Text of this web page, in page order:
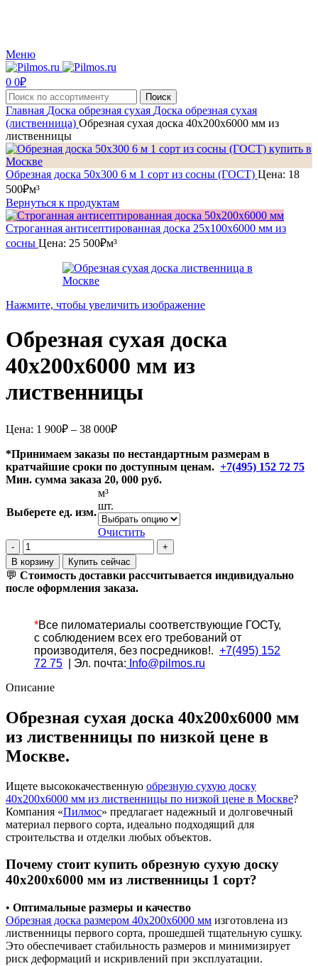
Меню
0 0₽
Поиск
Главная Доска обрезная сухая Доска обрезная сухая
(лиственница) Обрезная сухая доска 40х200х6000 мм из
лиственницы
Обрезная доска 50x300 6 м 1 сорт из сосны (ГОСТ) Цена: 18
500₽м³
Вернуться к продуктам
Строганная антисептированная доска 25x100x6000 мм из
сосны Цена: 25 500₽м³
Нажмите, чтобы увеличить изображение
Обрезная сухая доска
40х200х6000 мм из
лиственницы
Цена: 1 900₽ – 38 000₽Диапазон
1
900₽
–
*Принимаем заказы по нестандартным размерам в
кратчайшие сроки по доступным ценам. +7(495) 152 72 75
Мин. сумма заказа 20, 000 руб.
Выберете ед. изм.
м³
шт.
Очистить
Количество
товара
Обрезная
сухая
доска
мм
лиственницы
В корзину Купить сейчас
💬 Стоимость доставки рассчитывается индивидуально
после оформления заказа.
*Все пиломатериалы соответствующие ГОСТу,
с соблюдением всех его требований от
производителя, без посредников!. +7(495) 152
72 75 | Эл. почта: Info@pilmos.ru
Описание
Обрезная сухая доска 40х200х6000 мм
из лиственницы по низкой цене в
Москве.
Ищете высококачественную обрезную сухую доску
40х200х6000 мм из лиственницы по низкой цене в Москве?
Компания «Пилмос» предлагает надежный и долговечный
материал первого сорта, идеально подходящий для
строительства и отделки любых объектов.
Почему стоит купить обрезную сухую доску
40х200х6000 мм из лиственницы 1 сорт?
• Оптимальные размеры и качество
Обрезная доска размером 40х200х6000 мм изготовлена из
лиственницы первого сорта, прошедшей тщательную сушку.
Это обеспечивает стабильность размеров и минимизирует
риск деформаций и искривлений при эксплуатации.